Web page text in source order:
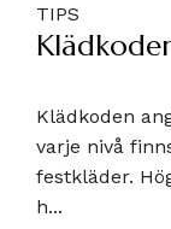
TIPS
Klädkoden
varje nivå
festkläder.
h...